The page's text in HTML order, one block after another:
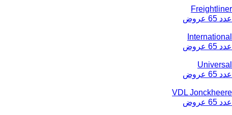
Freightliner
عدد 65 عروض
International
عدد 65 عروض
Universal
عدد 65 عروض
VDL Jonckheere
عدد 65 عروض